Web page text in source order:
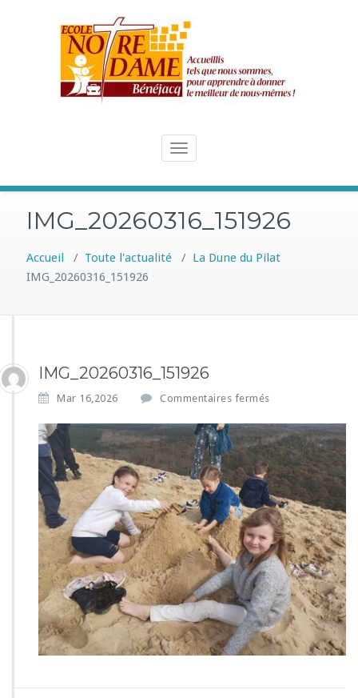
Toggle
IMG_20260316_151926
Accueil / Toute l'actualité / La Dune du Pilat
IMG_20260316_151926
IMG_20260316_151926
Mar 16,2026 Commentaires fermés
r
I
M
G
_
2
0
2
6
0
3
1
6
_
1
1